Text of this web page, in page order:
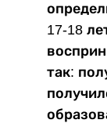
17-18
так: